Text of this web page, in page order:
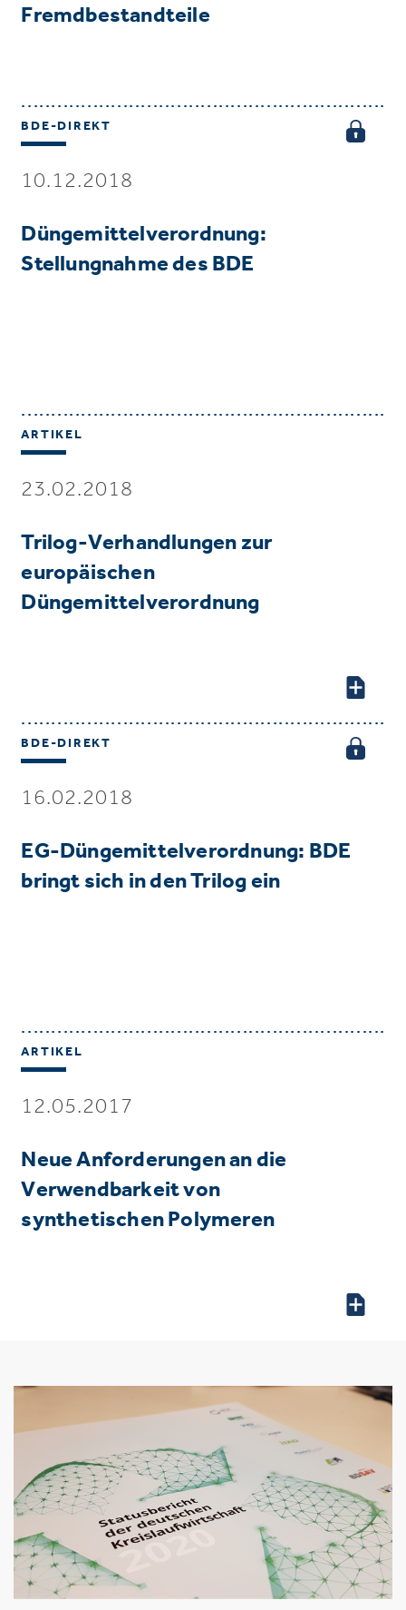
Fremdbestandteile
BDE-DIREKT
10.12.2018
Düngemittelverordnung:
Stellungnahme des BDE
ARTIKEL
23.02.2018
Trilog-Verhandlungen zur
europäischen
Düngemittelverordnung
BDE-DIREKT
16.02.2018
EG-Düngemittelverordnung: BDE
bringt sich in den Trilog ein
ARTIKEL
12.05.2017
Neue Anforderungen an die
Verwendbarkeit von
synthetischen Polymeren